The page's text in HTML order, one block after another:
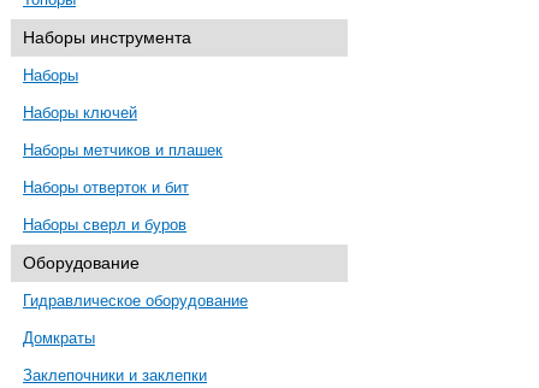
Наборы инструмента
Наборы
Наборы ключей
Наборы метчиков и плашек
Наборы отверток и бит
Наборы сверл и буров
Оборудование
Гидравлическое оборудование
Домкраты
Заклепочники и заклепки